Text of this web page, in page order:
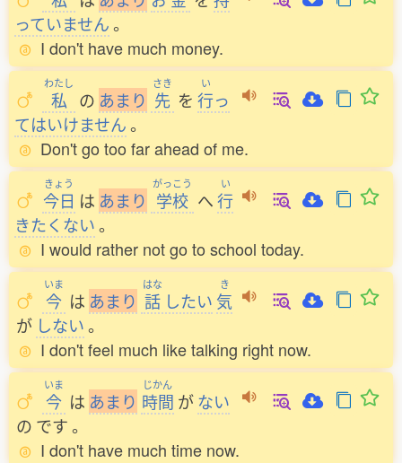
っていません。
I don't have much money.
わたし
私 の あまり
さき
先 を
い
行っ
てはいけません。
Don't go too far ahead of me.
きょう
今日 は あまり
がっこう
学校 へ
い
行
きたくない。
I would rather not go to school today.
いま
今 は あまり
はな
話 したい
き
気
が しない。
I don't feel much like talking right now.
いま
今 は あまり
じかん
時間 がない
の です。
I don't have much time now.